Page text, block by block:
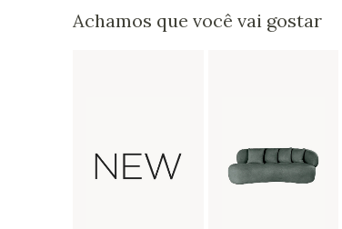
Achamos que você vai gostar